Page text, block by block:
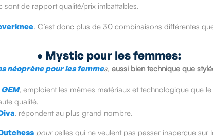
sont de rapport qualité/prix imbattables.
. C’est donc plus de 30 combinaisons différentes
• Mystic pour les femmes:
néoprène pour les femmes, aussi bien technique que
GEM, emploient les mêmes matériaux et technologique que
qualité.
, répondent au plus grand nombre.
pour celles qui ne veulent pas passer inaperçue